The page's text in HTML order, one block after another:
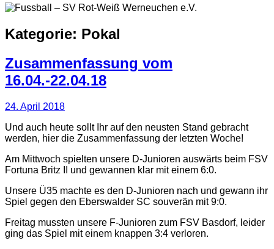
Kategorie: Pokal
Zusammenfassung vom
16.04.-22.04.18
24. April 2018
Und auch heute sollt Ihr auf den neusten Stand gebracht
werden, hier die Zusammenfassung der letzten Woche!
Am Mittwoch spielten unsere D-Junioren auswärts beim FSV
Fortuna Britz II und gewannen klar mit einem 6:0.
Unsere Ü35 machte es den D-Junioren nach und gewann ihr
Spiel gegen den Eberswalder SC souverän mit 9:0.
Freitag mussten unsere F-Junioren zum FSV Basdorf, leider
ging das Spiel mit einem knappen 3:4 verloren.